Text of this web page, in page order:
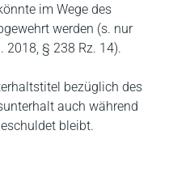
im Wege des
werden (s. nur
2018, § 238 Rz. 14).
bezüglich des
auch während
bleibt.